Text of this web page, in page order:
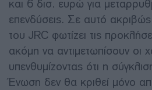
και 6 δισ. ευρώ για
επενδύσεις. Σε αυτό
του JRC φωτίζει τις
ακόμη να αντιμετωπίσουν οι
υπενθυμίζοντας ότι η
Ένωση δεν θα κριθεί μόνο